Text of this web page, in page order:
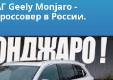
Geely Monjaro -
в России.